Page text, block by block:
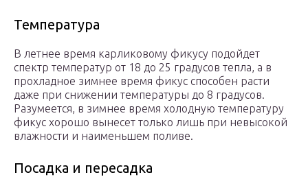
Температура
В летнее время карликовому фикусу подойдет
спектр температур от 18 до 25 градусов тепла, а в
прохладное зимнее время фикус способен расти
даже при снижении температуры до 8 градусов.
Разумеется, в зимнее время холодную температуру
фикус хорошо вынесет только лишь при невысокой
влажности и наименьшем поливе.
Посадка и пересадка